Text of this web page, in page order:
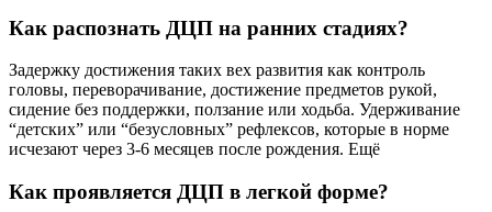
Как распознать ДЦП на ранних стадиях?
Задержку достижения таких вех развития как контроль
головы, переворачивание, достижение предметов рукой,
сидение без поддержки, ползание или ходьба. Удерживание
“детских” или “безусловных” рефлексов, которые в норме
исчезают через 3-6 месяцев после рождения. Ещё
Как проявляется ДЦП в легкой форме?